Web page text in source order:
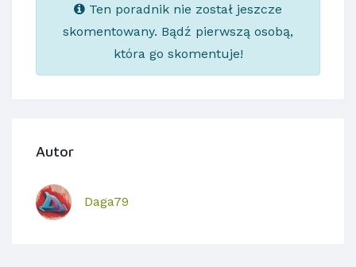
Ten poradnik nie został jeszcze
skomentowany. Bądź pierwszą osobą,
która go skomentuje!
Autor
Daga79